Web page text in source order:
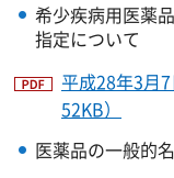
希少疾病用医薬
指定について
平成28年3月
52KB）
医薬品の一般的